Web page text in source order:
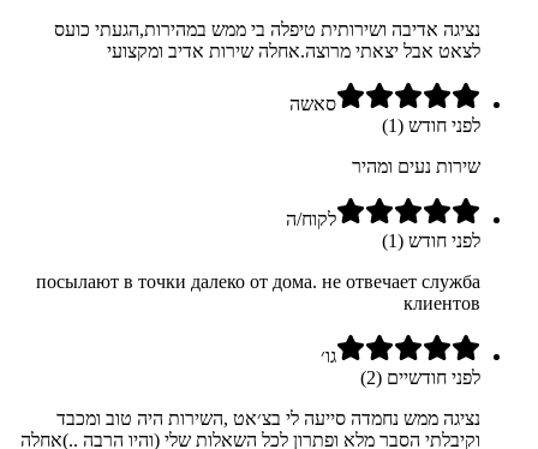
נציגה אדיבה ושירותית טיפלה בי ממש במהירות,הגעתי כועס
לצאט אבל יצאתי מרוצה.אחלה שירות אדיב ומקצועי
סאשה
לפני חודש (1)
שירות נעים ומהיר
לקוח/ה
לפני חודש (1)
посылают в точки далеко от дома. не отвечает служба
клиентов
גו׳
לפני חודשיים (2)
נציגה ממש נחמדה סייעה לי בצ׳אט ,השירות היה טוב ומכבד
וקיבלתי הסבר מלא ופתרון לכל השאלות שלי (והיו הרבה ..)אחלה